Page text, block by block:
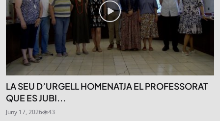
LA SEU D’URGELL HOMENATJA EL PROFESSORAT
QUE ES JUBI...
Juny 17, 2026 43